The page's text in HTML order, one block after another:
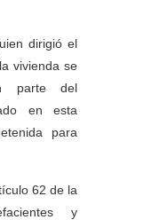
dirigió el
vivienda se
parte del
en esta
para
62 de la
y